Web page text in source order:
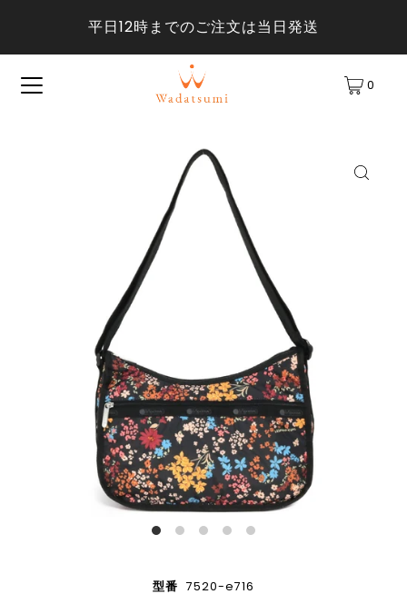
平日12時までのご注文は当日発送
0
型番 7520-e716